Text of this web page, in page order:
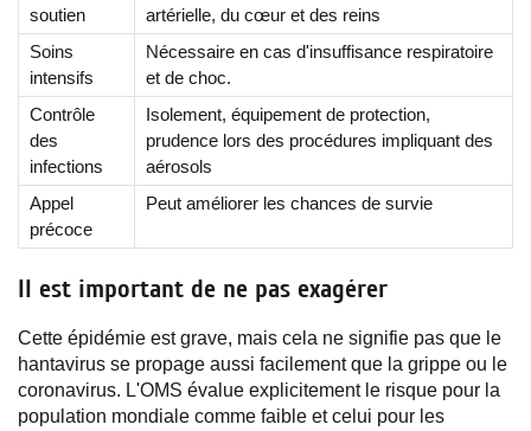
soutien
artérielle, du cœur et des reins
Soins
intensifs
Nécessaire en cas d'insuffisance respiratoire
et de choc.
Contrôle
des
infections
Isolement, équipement de protection,
prudence lors des procédures impliquant des
aérosols
Appel
précoce
Peut améliorer les chances de survie
Il est important de ne pas exagérer
Cette épidémie est grave, mais cela ne signifie pas que le
hantavirus se propage aussi facilement que la grippe ou le
coronavirus. L'OMS évalue explicitement le risque pour la
population mondiale comme faible et celui pour les